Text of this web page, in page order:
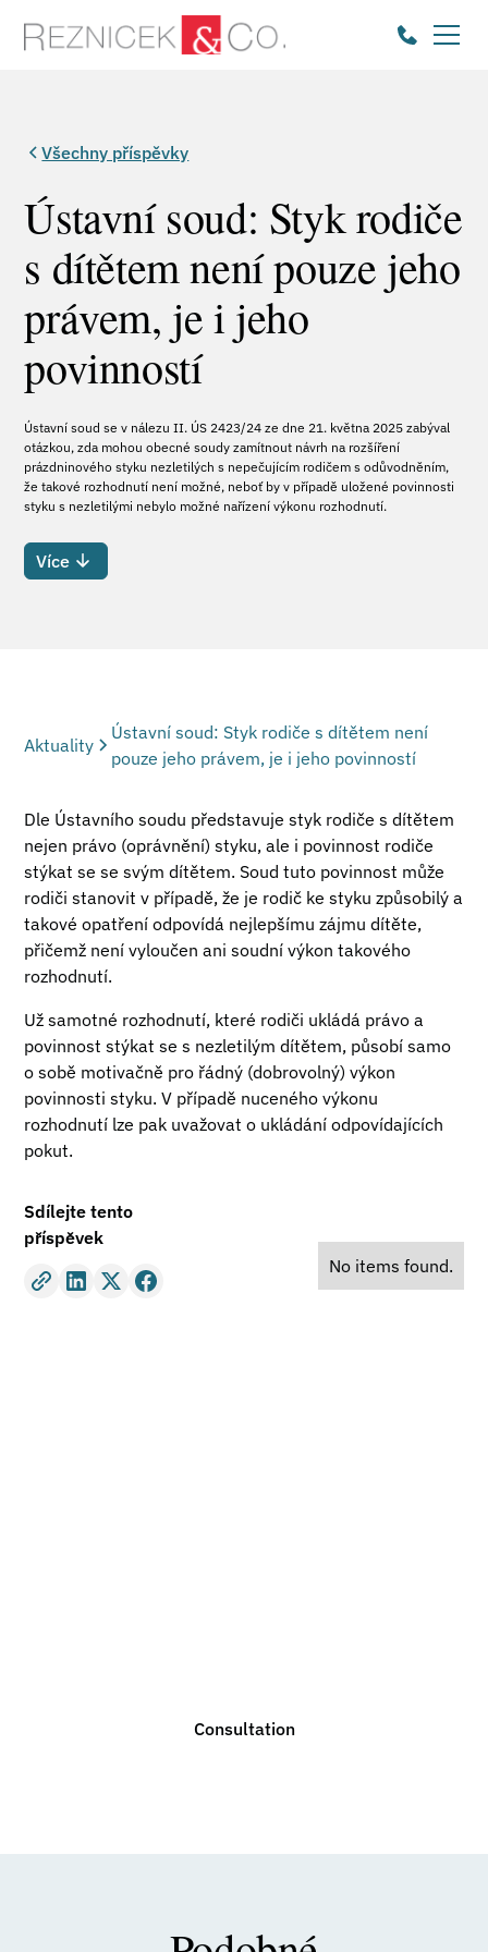
Všechny příspěvky
Ústavní soud: Styk rodiče
s dítětem není pouze jeho
právem, je i jeho
povinností
Ústavní soud se v nálezu II. ÚS 2423/24 ze dne 21. května 2025 zabýval
otázkou, zda mohou obecné soudy zamítnout návrh na rozšíření
prázdninového styku nezletilých s nepečujícím rodičem s odůvodněním,
že takové rozhodnutí není možné, neboť by v případě uložené povinnosti
styku s nezletilými nebylo možné nařízení výkonu rozhodnutí.
Více
Aktuality
Ústavní soud: Styk rodiče s dítětem není
pouze jeho právem, je i jeho povinností
Dle Ústavního soudu představuje styk rodiče s dítětem
nejen právo (oprávnění) styku, ale i povinnost rodiče
stýkat se se svým dítětem. Soud tuto povinnost může
rodiči stanovit v případě, že je rodič ke styku způsobilý a
takové opatření odpovídá nejlepšímu zájmu dítěte,
přičemž není vyloučen ani soudní výkon takového
rozhodnutí.
Už samotné rozhodnutí, které rodiči ukládá právo a
povinnost stýkat se s nezletilým dítětem, působí samo
o sobě motivačně pro řádný (dobrovolný) výkon
povinnosti styku. V případě nuceného výkonu
rozhodnutí lze pak uvažovat o ukládání odpovídajících
pokut.
Sdílejte tento
příspěvek
No items found.
Consultation